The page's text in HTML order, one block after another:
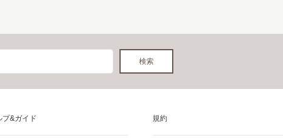
プ&ガイド 規約